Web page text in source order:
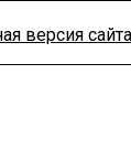
версия сайта